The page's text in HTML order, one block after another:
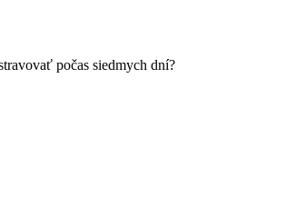
počas siedmych dní?